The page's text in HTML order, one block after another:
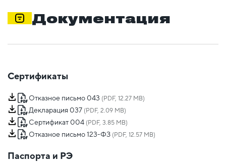
Документация
Сертификаты
Отказное письмо 043 (PDF, 12.27 MB)
Декларация 037 (PDF, 2.09 MB)
Сертификат 004 (PDF, 3.85 MB)
Отказное письмо 123-ФЗ (PDF, 12.57 MB)
Паспорта и РЭ